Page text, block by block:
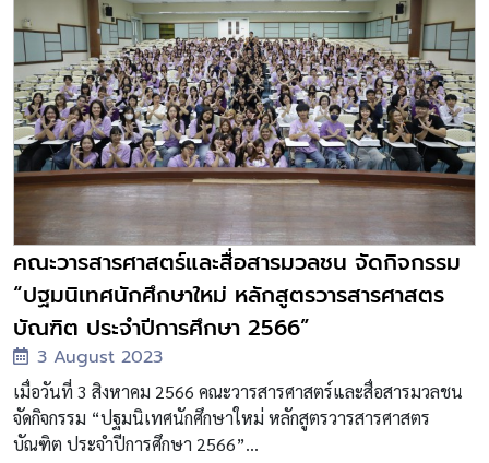
คณะวารสารศาสตร์และสื่อสารมวลชน จัดกิจกรรม
“ปฐมนิเทศนักศึกษาใหม่ หลักสูตรวารสารศาสตร
บัณฑิต ประจำปีการศึกษา 2566”
3 August 2023
เมื่อวันที่ 3 สิงหาคม 2566 คณะวารสารศาสตร์และสื่อสารมวลชน
จัดกิจกรรม “ปฐมนิเทศนักศึกษาใหม่ หลักสูตรวารสารศาสตร
บัณฑิต ประจำปีการศึกษา 2566”...